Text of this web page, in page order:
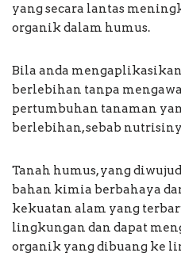
yang secara lantas
organik dalam humus.
Bila anda
berlebihan tanpa
pertumbuhan tanaman
berlebihan, sebab
Tanah humus, yang
bahan kimia berbahaya
kekuatan alam yang
lingkungan dan dapat
organik yang dibuang ke